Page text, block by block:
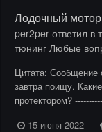
Лодочный мотор
per2per ответил в
тюнинг Любые
Цитата: Сообщение
завтра поищу.
протектором?
15 июня 2022